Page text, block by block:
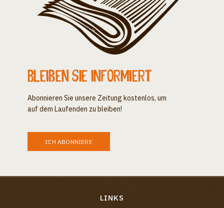
Bleiben Sie informiert
Abonnieren Sie unsere Zeitung kostenlos, um
auf dem Laufenden zu bleiben!
ICH ABONNIERE
LINKS